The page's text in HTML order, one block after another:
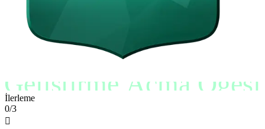
Geliştirme Açma Ögesi
İlerleme
0/3
